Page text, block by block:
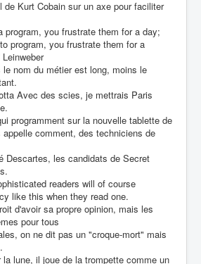
de Kurt Cobain sur un axe pour faciliter
program, you frustrate them for a day;
program, you frustrate them for a
le nom du métier est long, moins le
Avec des scies, je mettrais Paris
programment sur la nouvelle tablette de
comment, des techniciens de
Descartes, les candidats de Secret
readers will of course
like this when they read one.
d'avoir sa propre opinion, mais les
pour tous
on ne dit pas un "croque-mort" mais
lune, il joue de la trompette comme un